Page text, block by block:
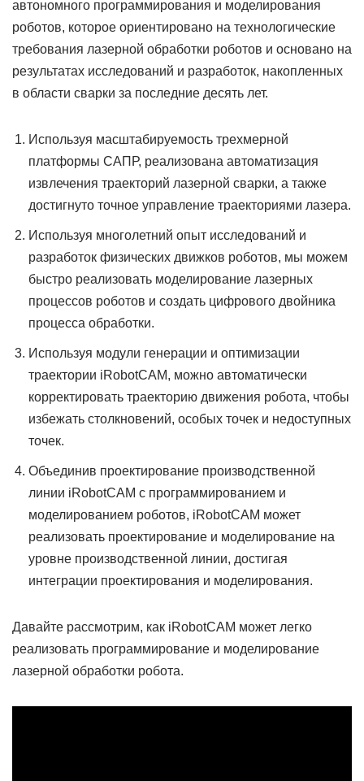
автономного программирования и моделирования
роботов, которое ориентировано на технологические
требования лазерной обработки роботов и основано на
результатах исследований и разработок, накопленных
в области сварки за последние десять лет.
Используя масштабируемость трехмерной
платформы САПР, реализована автоматизация
извлечения траекторий лазерной сварки, а также
достигнуто точное управление траекториями лазера.
Используя многолетний опыт исследований и
разработок физических движков роботов, мы можем
быстро реализовать моделирование лазерных
процессов роботов и создать цифрового двойника
процесса обработки.
Используя модули генерации и оптимизации
траектории iRobotCAM, можно автоматически
корректировать траекторию движения робота, чтобы
избежать столкновений, особых точек и недоступных
точек.
Объединив проектирование производственной
линии iRobotCAM с программированием и
моделированием роботов, iRobotCAM может
реализовать проектирование и моделирование на
уровне производственной линии, достигая
интеграции проектирования и моделирования.
Давайте рассмотрим, как iRobotCAM может легко
реализовать программирование и моделирование
лазерной обработки робота.